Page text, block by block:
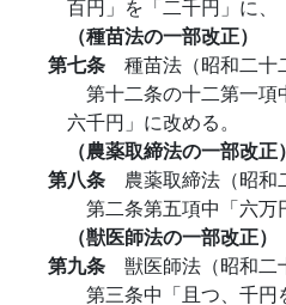
百円」を「二千円」に、
（種苗法の一部改正）
第七条 種苗法（昭和二十
第十二条の十二第一
六千円」に改める。
（農薬取締法の一部改正）
第八条 農薬取締法（昭和
第二条第五項中「六万
（獣医師法の一部改正）
第九条 獣医師法（昭和二
第三条中「且つ、千円